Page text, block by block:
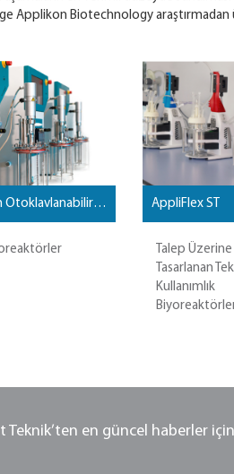
Applikon Biotechnology
Cam Otoklavlanabilir Reaktörler AppliFlex ST
Talep Üzerine
Tasarlanan Tek
Kullanımlık
Teknik’ten en güncel haberler